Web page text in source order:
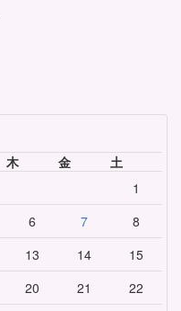
木 金
土
1
6 7
8
13 14
15
20 21
22